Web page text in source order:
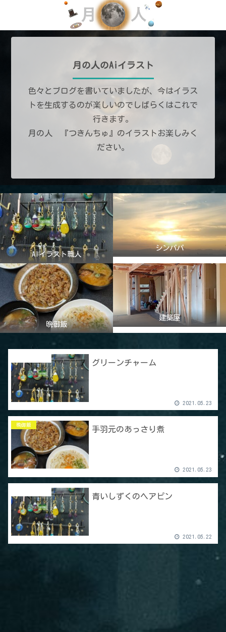
月の人のAiイラスト
色々とブログを書いていましたが、今はイラス
トを生成するのが楽しいのでしばらくはこれで
行きます。
月の人 『つきんちゅ』のイラストお楽しみく
ださい。
AIイラスト職人
シンパパ
晩御飯
建築屋
グリーンチャーム
2021.05.23
晩御飯
手羽元のあっさり煮
2021.05.23
青いしずくのヘアピン
2021.05.22